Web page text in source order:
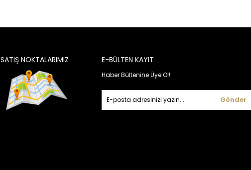
SATIŞ NOKTALARIMIZ E-BÜLTEN KAYIT
Haber Bültenine Üye Ol!
Gönder